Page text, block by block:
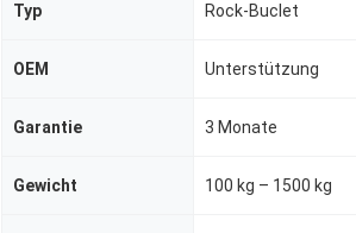
Typ Rock-Buclet
OEM Unterstützung
Garantie 3 Monate
Gewicht 100 kg – 1500 kg